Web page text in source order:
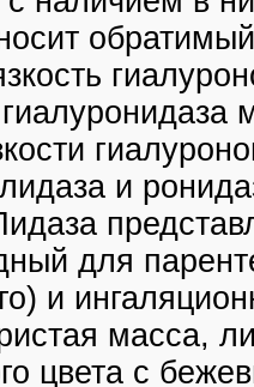
и
для
и
масса,
цвета с